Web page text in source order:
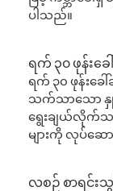
ပါသည်။
ရက် ၃၀ ဖုန်းခ
ရက် ၃၀ ဖုန်းခ
သက်သာသော နှုန်
ရွေးချယ်လိုက်သ
များကို လုပ်ဆ
လစဉ် စာရင်း